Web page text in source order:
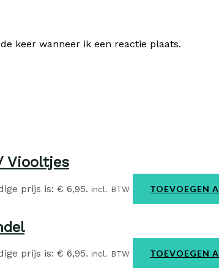
keer wanneer ik een reactie plaats.
Viooltjes
prijs is: € 6,95. incl. BTW TOEVOEGEN
prijs is: € 6,95. incl. BTW TOEVOEGEN